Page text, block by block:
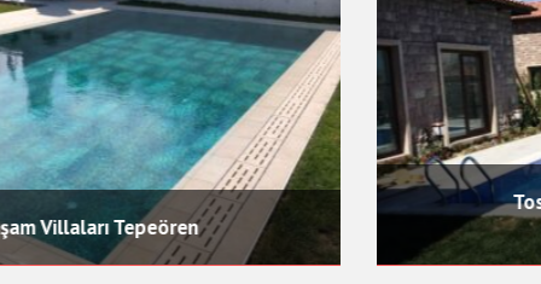
Toskana Vadisi Serkan Bey
Havuz Projeleri